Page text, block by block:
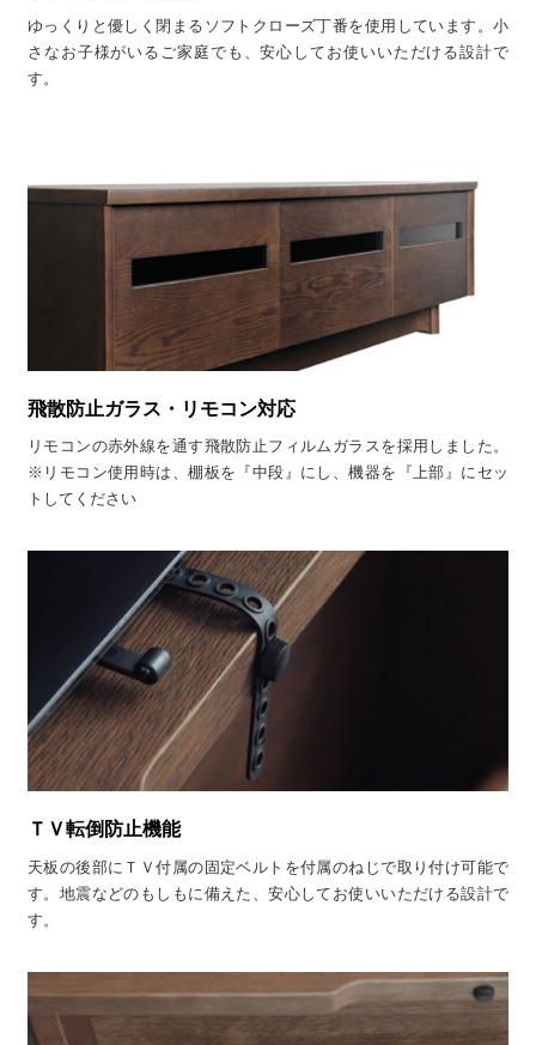
ゆっくりと優しく閉まるソフトクローズ丁番を使用しています。小
さなお子様がいるご家庭でも、安心してお使いいただける設計で
す。
飛散防止ガラス・リモコン対応
リモコンの赤外線を通す飛散防止フィルムガラスを採用しました。
※リモコン使用時は、棚板を『中段』にし、機器を『上部』にセッ
トしてください
ＴＶ転倒防止機能
天板の後部にＴＶ付属の固定ベルトを付属のねじで取り付け可能で
す。地震などのもしもに備えた、安心してお使いいただける設計で
す。